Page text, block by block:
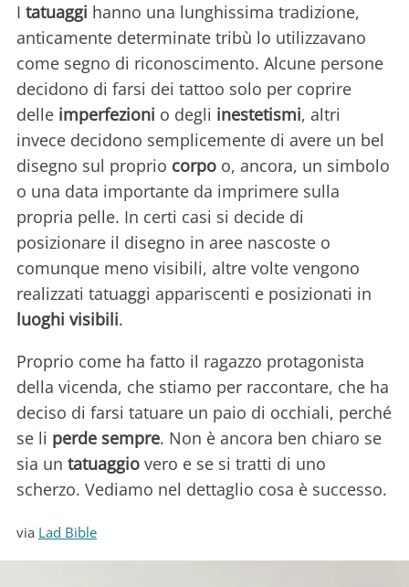
I tatuaggi hanno una lunghissima tradizione,
anticamente determinate tribù lo utilizzavano
come segno di riconoscimento. Alcune persone
decidono di farsi dei tattoo solo per coprire
delle imperfezioni o degli inestetismi, altri
invece decidono semplicemente di avere un bel
disegno sul proprio corpo o, ancora, un simbolo
o una data importante da imprimere sulla
propria pelle. In certi casi si decide di
posizionare il disegno in aree nascoste o
comunque meno visibili, altre volte vengono
realizzati tatuaggi appariscenti e posizionati in
luoghi visibili.
Proprio come ha fatto il ragazzo protagonista
della vicenda, che stiamo per raccontare, che ha
deciso di farsi tatuare un paio di occhiali, perché
se li perde sempre. Non è ancora ben chiaro se
sia un tatuaggio vero e se si tratti di uno
scherzo. Vediamo nel dettaglio cosa è successo.
via Lad Bible